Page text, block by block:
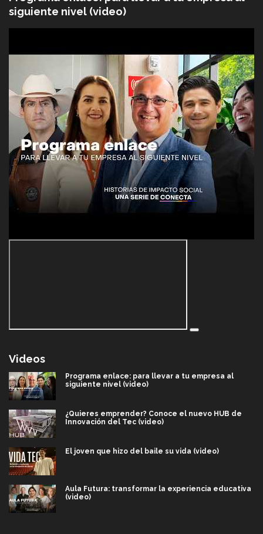
siguiente nivel (video)
Videos
Programa enlace: para llevar a tu empresa al
siguiente nivel (video)
¿Quieres emprender? Conoce el nuevo HUB de
Innovación del Tec (video)
El joven que hizo del baile su vida (video)
Aula Futura: transformar la experiencia educativa
(video)